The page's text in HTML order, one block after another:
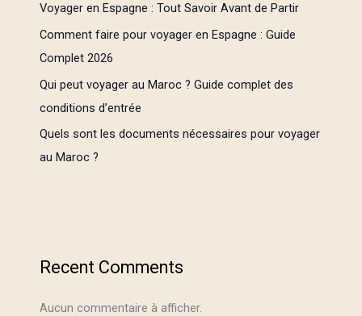
Voyager en Espagne : Tout Savoir Avant de Partir
Comment faire pour voyager en Espagne : Guide
Complet 2026
Qui peut voyager au Maroc ? Guide complet des
conditions d’entrée
Quels sont les documents nécessaires pour voyager
au Maroc ?
Recent Comments
Aucun commentaire à afficher.